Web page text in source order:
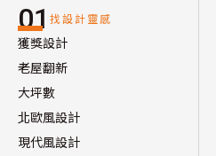
01 找設計靈感
獲獎設計
老屋翻新
大坪數
北歐風設計
現代風設計